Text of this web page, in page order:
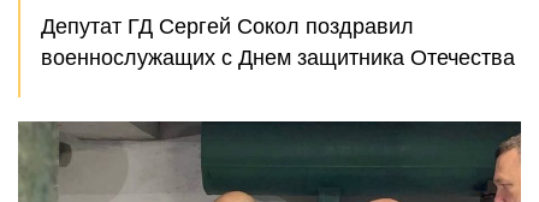
Депутат ГД Сергей Сокол поздравил
военнослужащих с Днем защитника Отечества